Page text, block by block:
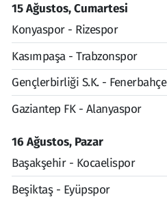
15 Ağustos, Cumartesi
Konyaspor - Rizespor
Kasımpaşa - Trabzonspor
Gençlerbirliği S.K. - Fenerbahçe
Gaziantep FK - Alanyaspor
16 Ağustos, Pazar
Başakşehir - Kocaelispor
Beşiktaş - Eyüpspor